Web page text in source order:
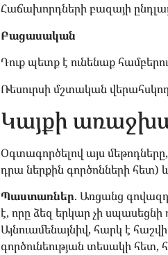
Հաճախորդների բազայի
Բացասական
Դուք պետք է ունենաք
Ռեսուրսի մշտական
Կայքի
Օգտագործելով այս
դրա ներքին գործոնների
Պաստառներ. Առցանց
է, որը ձեզ երկար չի
Այնուամենայնիվ, հարկ է
գործունեության տեսակի